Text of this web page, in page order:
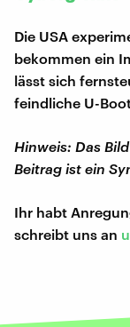
Die USA
bekommen ein
lässt sich
feindliche U-
Hinweis: Das
Beitrag ist ein
Ihr habt
schreibt uns an